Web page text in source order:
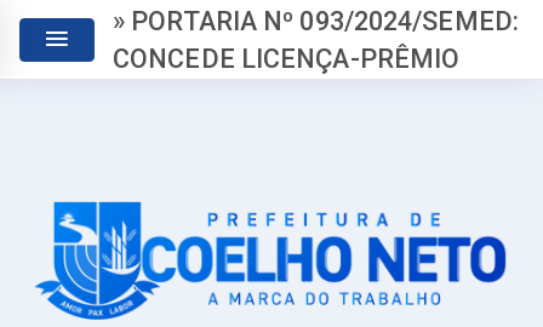
» PORTARIA Nº 093/2024/SEMED:
CONCEDE LICENÇA-PRÊMIO